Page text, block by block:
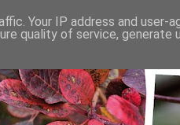
Your IP address and user-
quality of service, generate